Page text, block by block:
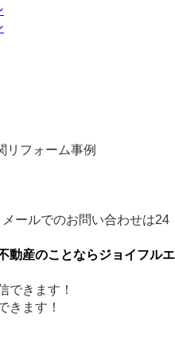
リフォーム事例
メールでのお問い合わせは24
できます！
きます！